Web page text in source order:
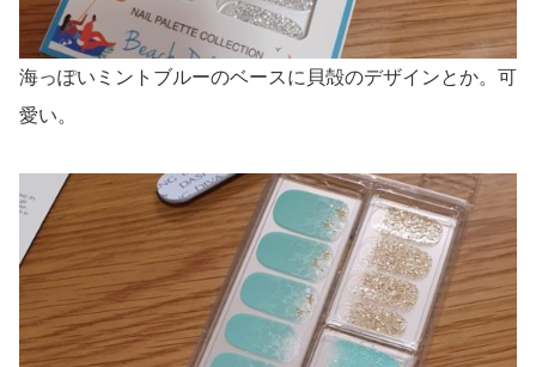
海っぽいミントブルーのベースに貝殻のデザインとか。可
愛い。